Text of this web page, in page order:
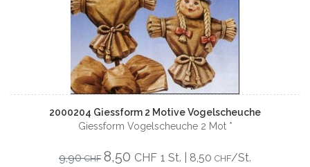
2000204 Giessform 2 Motive Vogelscheuche
Giessform Vogelscheuche 2 Mot *
9,90CHF 8,50 CHF 1 St. | 8,50 CHF/St.